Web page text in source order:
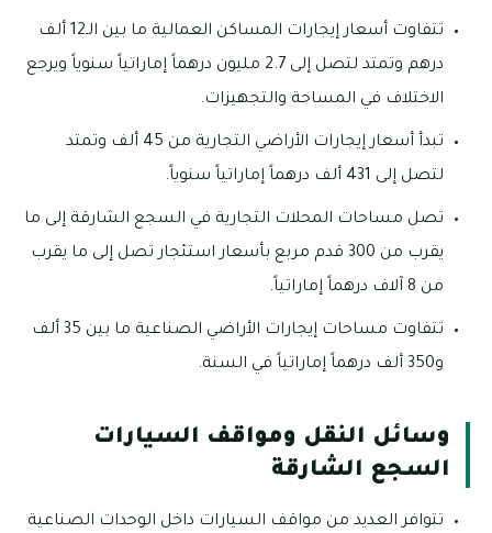
تتفاوت أسعار إيجارات المساكن العمالية ما بين الـ12 ألف
درهم وتمتد لتصل إلى 2.7 مليون درهماً إماراتياً سنوياً ويرجع
الاختلاف في المساحة والتجهيزات.
تبدأ أسعار إيجارات الأراضي التجارية من 45 ألف وتمتد
لتصل إلى 431 ألف درهماً إماراتياً سنوياً.
تصل مساحات المحلات التجارية في السجع الشارقة إلى ما
يقرب من 300 قدم مربع بأسعار استئجار تصل إلى ما يقرب
من 8 آلاف درهماً إماراتياً.
تتفاوت مساحات إيجارات الأراضي الصناعية ما بين 35 ألف
و350 ألف درهماً إماراتياً في السنة.
وسائل النقل ومواقف السيارات
السجع الشارقة
تتوافر العديد من مواقف السيارات داخل الوحدات الصناعية